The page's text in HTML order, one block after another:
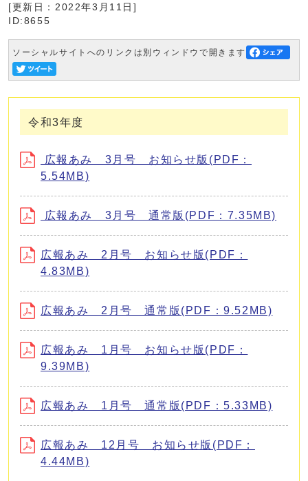
[更新日：2022年3月11日]
ID:8655
ソーシャルサイトへのリンクは別ウィンドウで開きます
令和3年度
広報あみ 3月号 お知らせ版(PDF：
5.54MB)
広報あみ 3月号 通常版(PDF：7.35MB)
広報あみ 2月号 お知らせ版(PDF：
4.83MB)
広報あみ 2月号 通常版(PDF：9.52MB)
広報あみ 1月号 お知らせ版(PDF：
9.39MB)
広報あみ 1月号 通常版(PDF：5.33MB)
広報あみ 12月号 お知らせ版(PDF：
4.44MB)